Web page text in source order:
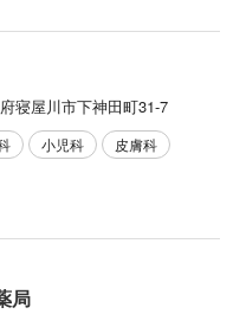
寝屋川市下神田町31-7
小児科 皮膚科
局